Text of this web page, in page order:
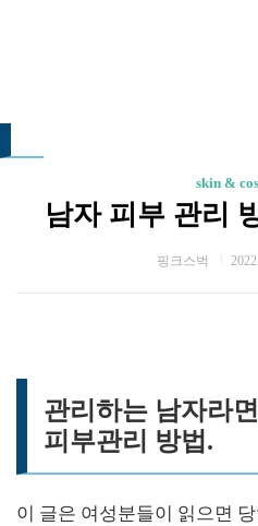
skin &
남자 피부 관리
핑크스벅
관리하는 남자라
피부관리 방법.
이 글은 여성분들이 읽으면